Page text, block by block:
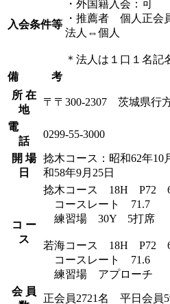
入会条件等
・外国籍入会：可
・推薦者 個人正会
法人⇔個人
＊法人は１口１名記
備 考
所 在
地
〒〒300-2307 茨城県行
電
話
0299-55-3000
開 場
日
捻木コース：昭和62年
和58年9月25日
コ ー
ス
捻木コース 18H P72
コースレート 71.7
練習場 30Y 5打席
若海コース 18H P72
コースレート 71.6
練習場 アプローチ
会 員
正会員2721名 平日会員